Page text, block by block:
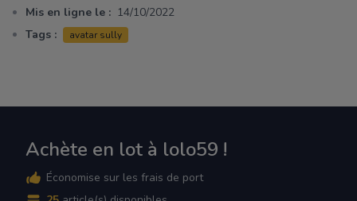
Mis en ligne le : 14/10/2022
Tags :
avatar sully
Achète en lot à lolo59 !
Économise sur les frais de port